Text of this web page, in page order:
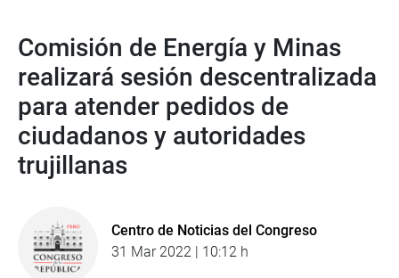
Comisión de Energía y Minas
realizará sesión descentralizada
para atender pedidos de
ciudadanos y autoridades
trujillanas
Centro de Noticias del Congreso
31 Mar 2022 | 10:12 h